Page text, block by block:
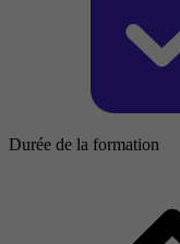
Durée de la formation